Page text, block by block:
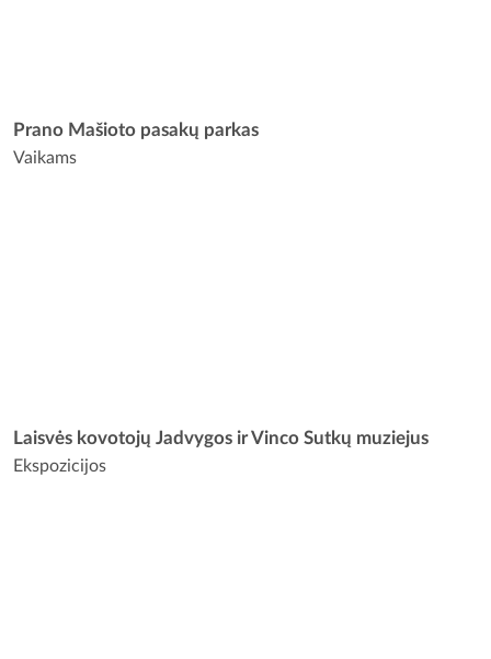
Prano Mašioto pasakų parkas
Vaikams
Laisvės kovotojų Jadvygos ir Vinco Sutkų muziejus
Ekspozicijos